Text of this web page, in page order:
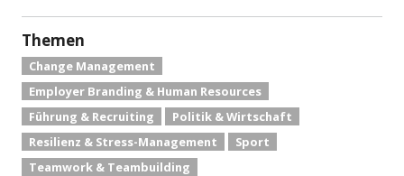
Themen
Change Management
Employer Branding & Human Resources
Führung & Recruiting
Politik & Wirtschaft
Resilienz & Stress-Management
Sport
Teamwork & Teambuilding